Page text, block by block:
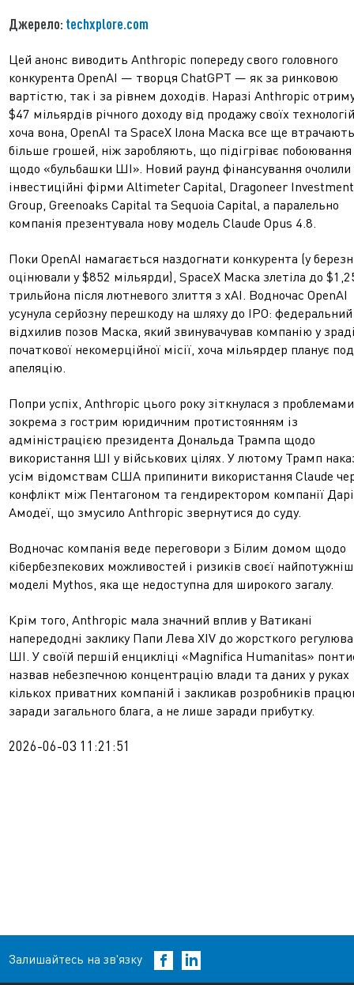
Джерело: techxplore.com
Цей анонс виводить Anthropic попереду свого головного
конкурента OpenAI — творця ChatGPT — як за ринковою
вартістю, так і за рівнем доходів. Наразі Anthropic
$47 мільярдів річного доходу від продажу своїх
хоча вона, OpenAI та SpaceX Ілона Маска все ще втрачають
більше грошей, ніж заробляють, що підігріває побоювання
щодо «бульбашки ШІ». Новий раунд фінансування очолили
інвестиційні фірми Altimeter Capital, Dragoneer Investment
Group, Greenoaks Capital та Sequoia Capital, а паралельно
компанія презентувала нову модель Claude Opus 4.8.
Поки OpenAI намагається наздогнати конкурента (у
оцінювали у $852 мільярди), SpaceX Маска злетіла до
трильйона після лютневого злиття з xAI. Водночас OpenAI
усунула серйозну перешкоду на шляху до IPO:
відхилив позов Маска, який звинувачував компанію у зраді
початкової некомерційної місії, хоча мільярдер планує
апеляцію.
Попри успіх, Anthropic цього року зіткнулася з
зокрема з гострим юридичним протистоянням із
адміністрацією президента Дональда Трампа щодо
використання ШІ у військових цілях. У лютому Трамп
усім відомствам США припинити використання Claude
конфлікт між Пентагоном та гендиректором компанії
Амодеї, що змусило Anthropic звернутися до суду.
Водночас компанія веде переговори з Білим домом щодо
кібербезпекових можливостей і ризиків своєї
моделі Mythos, яка ще недоступна для широкого загалу.
Крім того, Anthropic мала значний вплив у Ватикані
напередодні заклику Папи Лева XIV до жорсткого
ШІ. У своїй першій енцикліці «Magnifica Humanitas»
назвав небезпечною концентрацію влади та даних у руках
кількох приватних компаній і закликав розробників
заради загального блага, а не лише заради прибутку.
2026-06-03 11:21:51
Залишайтесь на зв'язку